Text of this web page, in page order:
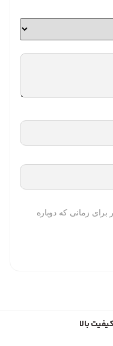
زمانی که دوباره
بالا